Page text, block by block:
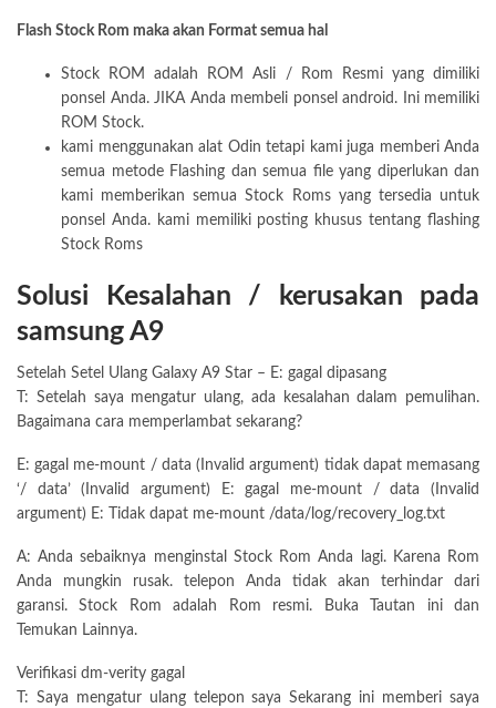
Flash Stock Rom maka akan Format semua hal
Stock ROM adalah ROM Asli / Rom Resmi yang dimiliki
ponsel Anda. JIKA Anda membeli ponsel android. Ini memiliki
ROM Stock.
kami menggunakan alat Odin tetapi kami juga memberi Anda
semua metode Flashing dan semua file yang diperlukan dan
kami memberikan semua Stock Roms yang tersedia untuk
ponsel Anda. kami memiliki posting khusus tentang flashing
Stock Roms
Solusi Kesalahan / kerusakan pada
samsung A9
Setelah Setel Ulang Galaxy A9 Star – E: gagal dipasang
T: Setelah saya mengatur ulang, ada kesalahan dalam pemulihan.
Bagaimana cara memperlambat sekarang?
E: gagal me-mount / data (Invalid argument) tidak dapat memasang
‘/ data’ (Invalid argument) E: gagal me-mount / data (Invalid
argument) E: Tidak dapat me-mount /data/log/recovery_log.txt
A: Anda sebaiknya menginstal Stock Rom Anda lagi. Karena Rom
Anda mungkin rusak. telepon Anda tidak akan terhindar dari
garansi. Stock Rom adalah Rom resmi. Buka Tautan ini dan
Temukan Lainnya.
Verifikasi dm-verity gagal
T: Saya mengatur ulang telepon saya Sekarang ini memberi saya